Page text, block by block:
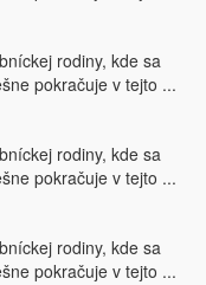
rodiny, kde sa
pokračuje v tejto ...
rodiny, kde sa
pokračuje v tejto ...
rodiny, kde sa
pokračuje v tejto ...